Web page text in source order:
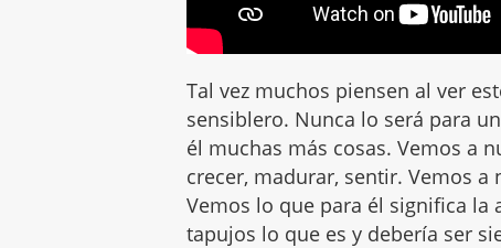
Tal vez muchos piensen al ver
sensiblero. Nunca lo será para
él muchas más cosas. Vemos a
crecer, madurar, sentir. Vemos
Vemos lo que para él significa la
tapujos lo que es y debería ser